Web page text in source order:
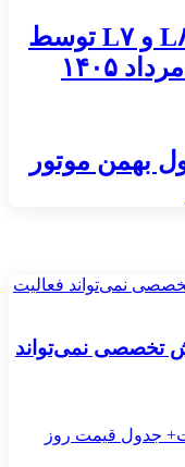
فروش اقساطی لوکانو L۸ و L۷ توسط
۱۴۰۵
بهمن موتور
تخصصی نمی‌تواند